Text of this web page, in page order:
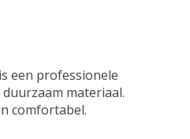
een professionele
materiaal.
comfortabel.